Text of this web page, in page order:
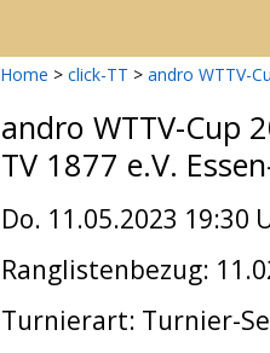
Home > click-TT > andro WTTV-
andro WTTV-Cup
TV 1877 e.V.
Do. 11.05.2023 19:30
Ranglistenbezug:
Turnierart: Turnier-